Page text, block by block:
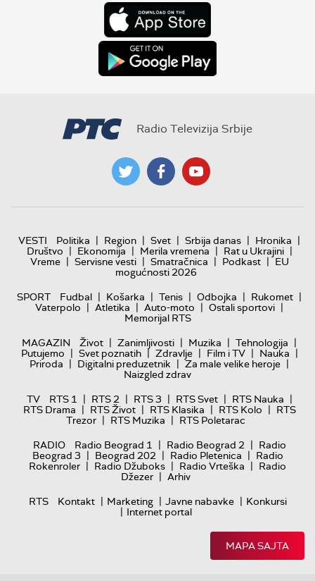
Radio Televizija Srbije
VESTI Politika | Region | Svet | Srbija danas | Hronika |
Društvo | Ekonomija | Merila vremena | Rat u Ukrajini |
Vreme | Servisne vesti | Smatračnica | Podkast | EU
mogućnosti 2026
SPORT
Fudbal | Košarka | Tenis | Odbojka | Rukomet |
Vaterpolo | Atletika | Auto-moto | Ostali sportovi |
Memorijal RTS
MAGAZIN
Život | Zanimljivosti | Muzika | Tehnologija |
Putujemo | Svet poznatih | Zdravlje | Film i TV | Nauka |
Priroda | Digitalni preduzetnik | Za male velike heroje |
Naizgled zdrav
TV
RTS 1 | RTS 2 | RTS 3 | RTS Svet | RTS Nauka |
RTS Drama | RTS Život | RTS Klasika | RTS Kolo | RTS
Trezor | RTS Muzika | RTS Poletarac
RADIO
Radio Beograd 1 | Radio Beograd 2 | Radio
Beograd 3 | Beograd 202 | Radio Pletenica | Radio
Rokenroler | Radio Džuboks | Radio Vrteška | Radio
Džezer | Arhiv
RTS
Kontakt | Marketing | Javne nabavke | Konkursi
| Internet portal
MAPA SAJTA